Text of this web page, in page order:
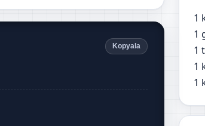
Kopyala
1
1
1
1
1